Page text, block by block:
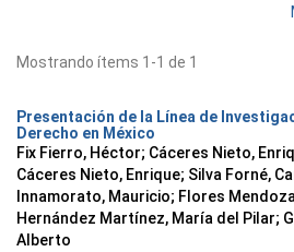
Mostrando ítems 1-1 de 1
Presentación de la Línea de
Derecho en México
Fix Fierro, Héctor; Cáceres Nieto,
Cáceres Nieto, Enrique; Silva Forné,
Innamorato, Mauricio; Flores
Hernández Martínez, María del Pilar;
Alberto